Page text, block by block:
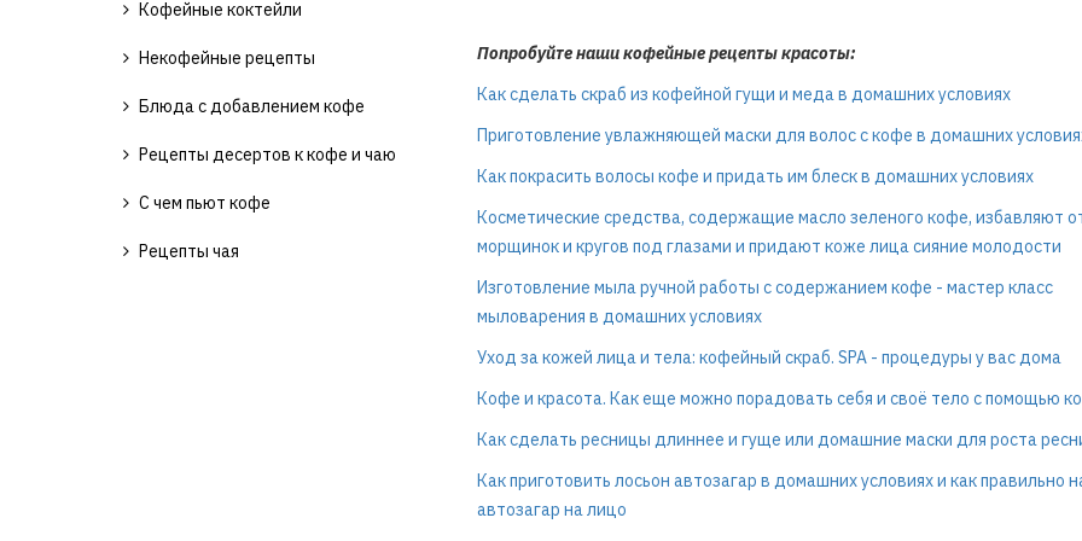
Кофейные коктейли
Некофейные рецепты
Блюда с добавлением кофе
Рецепты десертов к кофе и чаю
С чем пьют кофе
Рецепты чая
Попробуйте наши кофейные рецепты красоты:
Как сделать скраб из кофейной гущи и меда в домашних условиях
Приготовление увлажняющей маски для волос с кофе в домашних
Как покрасить волосы кофе и придать им блеск в домашних условиях
Косметические средства, содержащие масло зеленого кофе, избавляют
морщинок и кругов под глазами и придают коже лица сияние молодости
Изготовление мыла ручной работы с содержанием кофе - мастер класс
мыловарения в домашних условиях
Уход за кожей лица и тела: кофейный скраб. SPA - процедуры у вас дома
Кофе и красота. Как еще можно порадовать себя и своё тело с помощью
Как сделать ресницы длиннее и гуще или домашние маски для роста
Как приготовить лосьон автозагар в домашних условиях и как правильно
автозагар на лицо